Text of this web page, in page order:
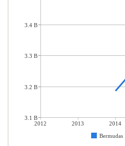
2012 2013 2014
Bermudas
3.4 B
3.3 B
3.2 B
3.1 B